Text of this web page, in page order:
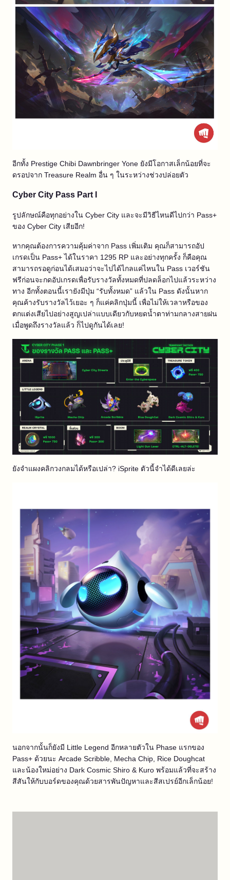
อีกทั้ง Prestige Chibi Dawnbringer Yone ยังมีโอกาสเล็กน้อยที่จะ
ดรอปจาก Treasure Realm อื่น ๆ ในระหว่างช่วงปล่อยตัว
Cyber City Pass Part I
รูปลักษณ์คือทุกอย่างใน Cyber City และจะมีวิธีไหนดีไปกว่า Pass+
ของ Cyber City เสียอีก!
หากคุณต้องการความคุ้มค่าจาก Pass เพิ่มเติม คุณก็สามารถอัป
เกรดเป็น Pass+ ได้ในราคา 1295 RP และอย่างทุกครั้ง ก็คือคุณ
สามารถรอดูก่อนได้เสมอว่าจะไปได้ไกลแค่ไหนใน Pass เวอร์ชัน
ฟรีก่อนจะกดอัปเกรดเพื่อรับรางวัลทั้งหมดที่ปลดล็อกไปแล้วระหว่าง
ทาง อีกทั้งตอนนี้เรายังมีปุ่ม “รับทั้งหมด” แล้วใน Pass ดังนั้นหาก
คุณค้างรับรางวัลไว้เยอะ ๆ ก็แค่คลิกปุ่มนี้ เพื่อไม่ให้เวลาหรือของ
ตกแต่งเสียไปอย่างสูญเปล่าแบบเดียวกับหยดน้ำตาท่ามกลางสายฝน
เมื่อพูดถึงรางวัลแล้ว ก็ไปดูกันได้เลย!
ยังจำแผงคลิกวงกลมได้หรือเปล่า? iSprite ตัวนี้จำได้ดีเลยล่ะ
นอกจากนั้นก็ยังมี Little Legend อีกหลายตัวใน Phase แรกของ
Pass+ ด้วยนะ Arcade Scribble, Mecha Chip, Rice Doughcat
และน้องใหม่อย่าง Dark Cosmic Shiro & Kuro พร้อมแล้วที่จะสร้าง
สีสันให้กับบอร์ดของคุณด้วยสารพันปัญหาและสีสเปรย์อีกเล็กน้อย!